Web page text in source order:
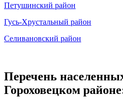
Петушинский район
Гусь-Хрустальный район
Селивановский район
Перечень
Гороховецком